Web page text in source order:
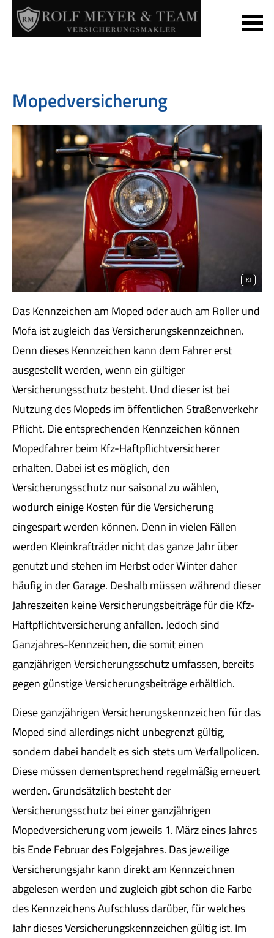
Mopedversicherung
KI
Das Kenn­zeichen am Moped oder auch am Roller und
Mofa ist zugleich das Versicherungskennzeichnen.
Denn dieses Kenn­zeichen kann dem Fahrer erst
ausgestellt werden, wenn ein gültiger
Versicherungsschutz besteht. Und dieser ist bei
Nutzung des Mopeds im öffentlichen Straßenverkehr
Pflicht. Die entsprechenden Kenn­zeichen können
Mopedfahrer beim Kfz-Haft­pflichtversicherer
erhalten. Dabei ist es möglich, den
Versicherungsschutz nur saisonal zu wählen,
wodurch einige Kosten für die Versicherung
eingespart werden können. Denn in vielen Fällen
werden Kleinkrafträder nicht das ganze Jahr über
genutzt und stehen im Herbst oder Winter daher
häufig in der Garage. Deshalb müssen während dieser
Jahreszeiten keine Versicherungsbeiträge für die Kfz-
Haft­pflichtversicherung anfallen. Jedoch sind
Ganzjahres-Kenn­zeichen, die somit einen
ganzjährigen Versicherungsschutz umfassen, bereits
gegen günstige Versicherungsbeiträge erhältlich.
Diese ganzjährigen Versicherungskennzeichen für das
Moped sind allerdings nicht unbegrenzt gültig,
sondern dabei handelt es sich stets um Verfallpolicen.
Diese müssen dementsprechend regelmäßig erneuert
werden. Grundsätzlich besteht der
Versicherungsschutz bei einer ganzjährigen
Mopedversicherung vom jeweils 1. März eines Jahres
bis Ende Februar des Folgejahres. Das jeweilige
Versicherungsjahr kann direkt am Kennzeichnen
abgelesen werden und zugleich gibt schon die Farbe
des Kenn­zeichens Aufschluss darüber, für welches
Jahr dieses Versicherungskennzeichen gültig ist. Im